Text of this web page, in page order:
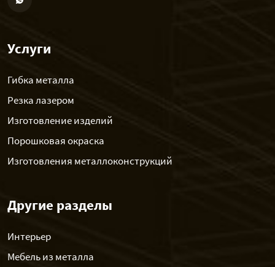
Услуги
Гибка металла
Резка лазером
Изготовление изделий
Порошковая окраска
Изготовления металлоконструкций
Другие разделы
Интерьер
Мебель из металла